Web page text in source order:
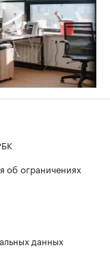
об ограничениях
данных